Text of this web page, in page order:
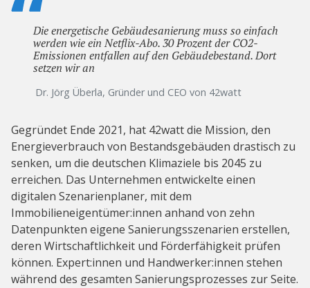
Die energetische Gebäudesanierung muss so einfach
werden wie ein Netflix-Abo. 30 Prozent der CO2-
Emissionen entfallen auf den Gebäudebestand. Dort
setzen wir an
Dr. Jörg Überla, Gründer und CEO von 42watt
Gegründet Ende 2021, hat 42watt die Mission, den
Energieverbrauch von Bestandsgebäuden drastisch zu
senken, um die deutschen Klimaziele bis 2045 zu
erreichen. Das Unternehmen entwickelte einen
digitalen Szenarienplaner, mit dem
Immobilieneigentümer:innen anhand von zehn
Datenpunkten eigene Sanierungsszenarien erstellen,
deren Wirtschaftlichkeit und Förderfähigkeit prüfen
können. Expert:innen und Handwerker:innen stehen
während des gesamten Sanierungsprozesses zur Seite.